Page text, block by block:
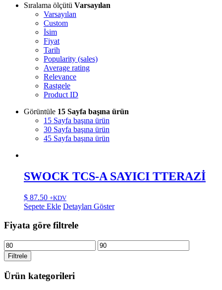
Sıralama ölçütü Varsayılan
Varsayılan
Custom
İsim
Fiyat
Tarih
Popularity (sales)
Average rating
Relevance
Rastgele
Product ID
Görüntüle 15 Sayfa başına ürün
15 Sayfa başına ürün
30 Sayfa başına ürün
45 Sayfa başına ürün
SWOCK TCS-A SAYICI TTERAZİ
$ 87.50 +KDV
Sepete Ekle Detayları Göster
Fiyata göre filtrele
En
düşük
fiyat
En
yüksek
Filtrele
Ürün kategorileri